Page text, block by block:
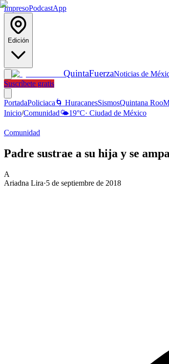
ImpresoPodcastApp
Edición
QuintaFuerzaNoticias de
Suscríbete gratis
PortadaPoliciaca 🌀 HuracanesSismosQuintana Roo
Inicio/Comunidad🌤️19°C· Ciudad de México
Comunidad
Padre sustrae a su hija y se
A
Ariadna Lira·5 de septiembre de 2018